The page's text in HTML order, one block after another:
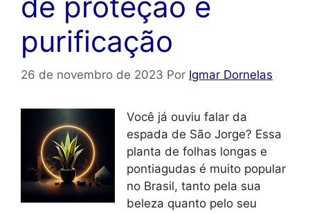
purificação
26 de novembro de 2023 Por Igmar Dornelas
Você já ouviu falar da
espada de São Jorge? Essa
planta de folhas longas e
pontiagudas é muito popular
no Brasil, tanto pela sua
beleza quanto pelo seu